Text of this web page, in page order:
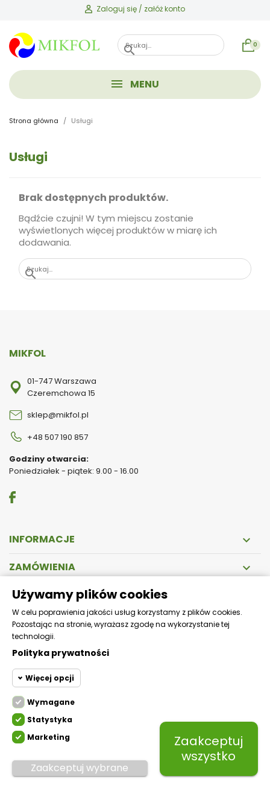
Zaloguj się / załóż konto
search 0
MENU
Strona główna Usługi
Usługi
Brak dostępnych produktów.
Bądźcie czujni! W tym miejscu zostanie
wyświetlonych więcej produktów w miarę ich
dodawania.
search
MIKFOL
01-747 Warszawa
Czeremchowa 15
sklep@mikfol.pl
+48 507 190 857
Godziny otwarcia:
Poniedziałek - piątek: 9.00 - 16.00
INFORMACJE 
ZAMÓWIENIA 
Używamy plików cookies
W celu poprawienia jakości usług korzystamy z plików cookies.
Pozostając na stronie, wyrażasz zgodę na wykorzystanie tej
technologii.
Polityka prywatności
Więcej opcji
Wymagane pliki cookie oraz
cookie HttpOnly. Pliki cookie
wymagane do przeglądania
witryny i korzystania z jej
podstawowych funkcji. Te pliki
Cookie
Cookie
Wymagane
Statystyka
Marketing
Zaakceptuj wybrane
Zaakceptuj
wszystko
DOSTAWA
Zapewniamy szybką i bezpieczną wysyłkę!